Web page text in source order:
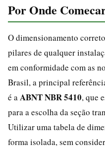
Por Onde
O dimensionamento
pilares de qualquer
em conformidade com as
Brasil, a principal
é a ABNT NBR 5410, que
para a escolha da seção
Utilizar uma tabela de
forma isolada, sem